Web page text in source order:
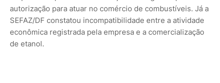
autorização para atuar no comércio de combustíveis. Já a
SEFAZ/DF constatou incompatibilidade entre a atividade
econômica registrada pela empresa e a comercialização
de etanol.